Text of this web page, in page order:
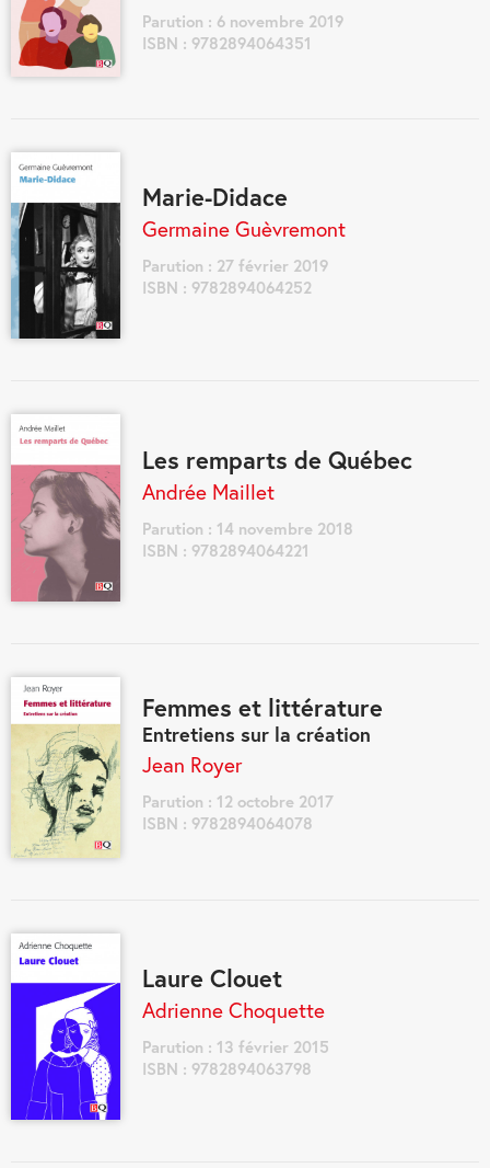
Parution : 6 novembre 2019
ISBN : 9782894064351
Marie-Didace
Germaine Guèvremont
Parution : 27 février 2019
ISBN : 9782894064252
Les remparts de Québec
Andrée Maillet
Parution : 14 novembre 2018
ISBN : 9782894064221
Femmes et littérature
Entretiens sur la création
Jean Royer
Parution : 12 octobre 2017
ISBN : 9782894064078
Laure Clouet
Adrienne Choquette
Parution : 13 février 2015
ISBN : 9782894063798